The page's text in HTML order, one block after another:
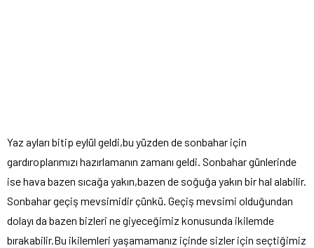
Yaz ayları bitip eylül geldi,bu yüzden de sonbahar için
gardıroplarımızı hazırlamanın zamanı geldi. Sonbahar günlerinde
ise hava bazen sıcağa yakın,bazen de soğuğa yakın bir hal alabilir.
Sonbahar geçiş mevsimidir çünkü. Geçiş mevsimi olduğundan
dolayı da bazen bizleri ne giyeceğimiz konusunda ikilemde
bırakabilir.Bu ikilemleri yaşamamanız içinde sizler için seçtiğimiz